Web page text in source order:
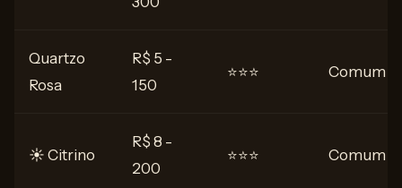
Quartzo
Rosa
R$ 5 -
150
⭐⭐⭐ Comum
☀️ Citrino
R$ 8 -
200
⭐⭐⭐ Comum